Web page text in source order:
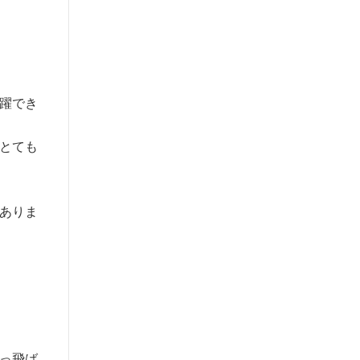
でき
ても
りま